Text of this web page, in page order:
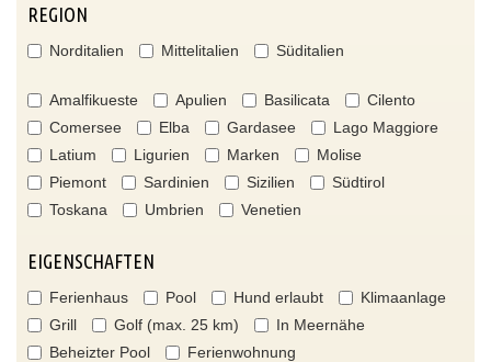
REGION
Norditalien Mittelitalien Süditalien
Amalfikueste Apulien Basilicata
Cilento
Comersee
Elba Gardasee
Lago Maggiore
Latium
Ligurien Marken
Molise
Piemont
Sardinien Sizilien
Südtirol
Toskana
Umbrien Venetien
EIGENSCHAFTEN
Ferienhaus Pool Hund erlaubt
Klimaanlage
Grill
Golf (max. 25 km)
In Meernähe
Beheizter Pool
Ferienwohnung